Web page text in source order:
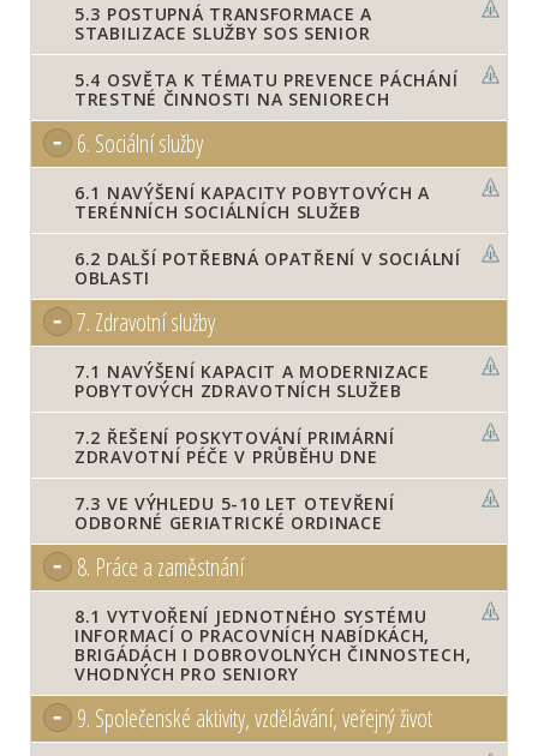
5.3 POSTUPNÁ TRANSFORMACE A
STABILIZACE SLUŽBY SOS SENIOR
5.4 OSVĚTA K TÉMATU PREVENCE PÁCHÁNÍ
TRESTNÉ ČINNOSTI NA SENIORECH
6. Sociální služby
6.1 NAVÝŠENÍ KAPACITY POBYTOVÝCH A
TERÉNNÍCH SOCIÁLNÍCH SLUŽEB
6.2 DALŠÍ POTŘEBNÁ OPATŘENÍ V SOCIÁLNÍ
OBLASTI
7. Zdravotní služby
7.1 NAVÝŠENÍ KAPACIT A MODERNIZACE
POBYTOVÝCH ZDRAVOTNÍCH SLUŽEB
7.2 ŘEŠENÍ POSKYTOVÁNÍ PRIMÁRNÍ
ZDRAVOTNÍ PÉČE V PRŮBĚHU DNE
7.3 VE VÝHLEDU 5-10 LET OTEVŘENÍ
ODBORNÉ GERIATRICKÉ ORDINACE
8. Práce a zaměstnání
8.1 VYTVOŘENÍ JEDNOTNÉHO SYSTÉMU
INFORMACÍ O PRACOVNÍCH NABÍDKÁCH,
BRIGÁDÁCH I DOBROVOLNÝCH ČINNOSTECH,
VHODNÝCH PRO SENIORY
9. Společenské aktivity, vzdělávání, veřejný život